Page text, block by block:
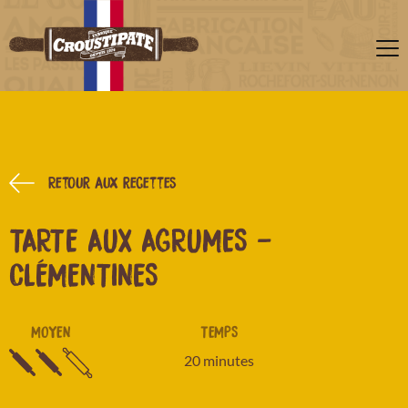
Retour aux recettes
TARTE AUX AGRUMES -
CLÉMENTINES
MOYEN TEMPS
20 minutes